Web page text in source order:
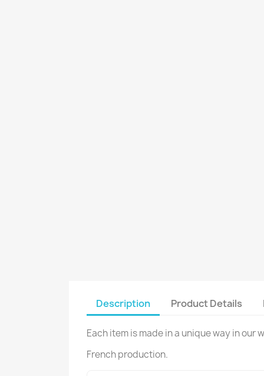
Description Product Details
Each item is made in a unique way in our
French production.